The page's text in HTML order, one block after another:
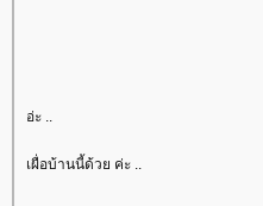
อ่ะ ..
เผื่อบ้านนี้ด้วย ค่ะ ..